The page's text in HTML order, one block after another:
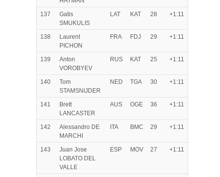
137
Gatis
SMUKULIS
LAT KAT 28 +1:11
138
Laurent
PICHON
FRA FDJ 29 +1:11
139
Anton
VOROBYEV
RUS KAT 25 +1:11
140
Tom
STAMSNIJDER
NED TGA 30 +1:11
141
Brett
LANCASTER
AUS OGE 36 +1:11
142
Alessandro DE
MARCHI
ITA BMC 29 +1:11
143
Juan Jose
LOBATO DEL
VALLE
ESP MOV 27 +1:11